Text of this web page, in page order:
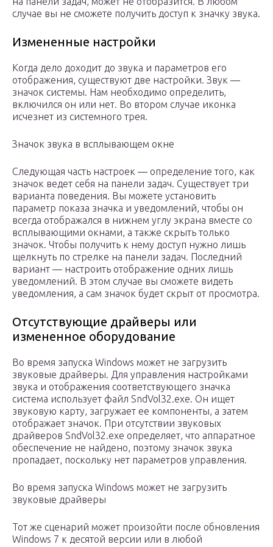
случае вы не сможете получить доступ к значку звука.
Измененные настройки
Когда дело доходит до звука и параметров его
отображения, существуют две настройки. Звук —
значок системы. Нам необходимо определить,
включился он или нет. Во втором случае иконка
исчезнет из системного трея.
Значок звука в всплывающем окне
Следующая часть настроек — определение того, как
значок ведет себя на панели задач. Существует три
варианта поведения. Вы можете установить
параметр показа значка и уведомлений, чтобы он
всегда отображался в нижнем углу экрана вместе со
всплывающими окнами, а также скрыть только
значок. Чтобы получить к нему доступ нужно лишь
щелкнуть по стрелке на панели задач. Последний
вариант — настроить отображение одних лишь
уведомлений. В этом случае вы сможете видеть
уведомления, а сам значок будет скрыт от просмотра.
Отсутствующие драйверы или
измененное оборудование
Во время запуска Windows может не загрузить
звуковые драйверы. Для управления настройками
звука и отображения соответствующего значка
система использует файл SndVol32.exe. Он ищет
звуковую карту, загружает ее компоненты, а затем
отображает значок. При отсутствии звуковых
драйверов SndVol32.exe определяет, что аппаратное
обеспечение не найдено, поэтому значок звука
пропадает, поскольку нет параметров управления.
Во время запуска Windows может не загрузить
звуковые драйверы
Тот же сценарий может произойти после обновления
Windows 7 к десятой версии или в любой